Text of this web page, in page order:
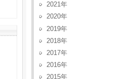
2021
2020
2019
2018
2017
2016
2015